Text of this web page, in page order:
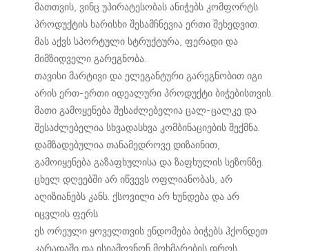
მათთვის, ვინც უპირატესობას ანიჭებს კომფორტს.
პროდუქტის ხარისხი შესამჩნევია ერთი შეხედვით.
მას აქვს სპორტული სტრუქტურა, ფერადი და
მიმზიდველი გარეგნობა.
თავისი მარტივი და ელეგანტური გარეგნობით იგი
არის ერთ-ერთი იდეალური პროდუქტი ბიჭებისთვის.
მათი გამოყენება შესაძლებელია ცალ-ცალკე და
შესაძლებელია სხვადასხვა კომბინაციების შექმნა.
დამზადებულია თანამედროვე დიზაინით,
გამოიყენება გაზაფხულისა და ზაფხულის სეზონზე.
ცხელ დღეებში არ იწვევს ოფლიანობას, არ
აღიზიანებს კანს. ქსოვილი არ ხუნდება და არ
იცვლის ფერს.
ეს ორეული ყოველთვის ენდომება ბიჭებს ჰქონდეთ
კარადაში და ისიამოვნონ მოხმარების დროს.